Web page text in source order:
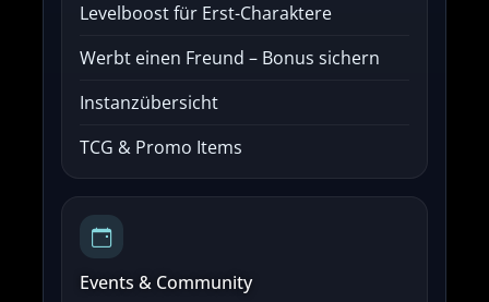
Levelboost für Erst-Charaktere
Werbt einen Freund – Bonus sichern
Instanzübersicht
TCG & Promo Items
Events & Community